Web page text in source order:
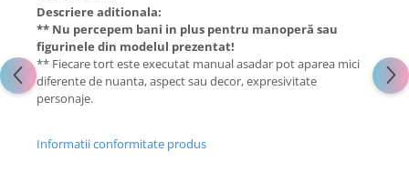
Descriere aditionala:
** Nu percepem bani in plus pentru manoperă sau
figurinele din modelul prezentat!
** Fiecare tort este executat manual asadar pot aparea mici
diferente de nuanta, aspect sau decor, expresivitate
personaje.
Informatii conformitate produs